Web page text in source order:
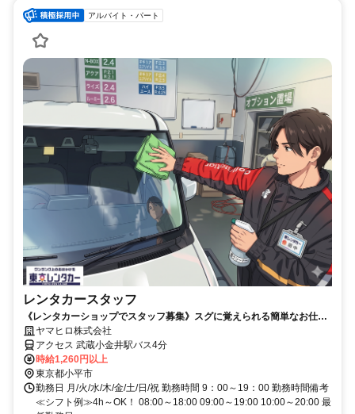
アルバイト・パート
レンタカースタッフ
《レンタカーショップでスタッフ募集》スグに覚えられる簡単なお仕事
★シフト自由★未経験OK！女性活躍中★週1からOK★土日祝働ける方
大歓迎★
ヤマヒロ株式会社
アクセス 武蔵小金井駅バス4分
時給1,260円以上
東京都小平市
勤務日 月/火/水/木/金/土/日/祝 勤務時間 9：00～19：00 勤務時間備考
≪シフト例≫4h～OK！ 08:00～18:00 09:00～19:00 10:00～20:00 最